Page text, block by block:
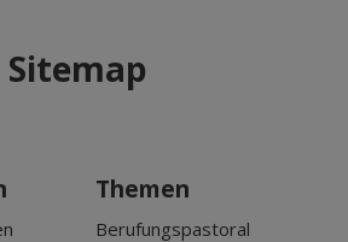
Sitemap
Themen
Berufungspastoral